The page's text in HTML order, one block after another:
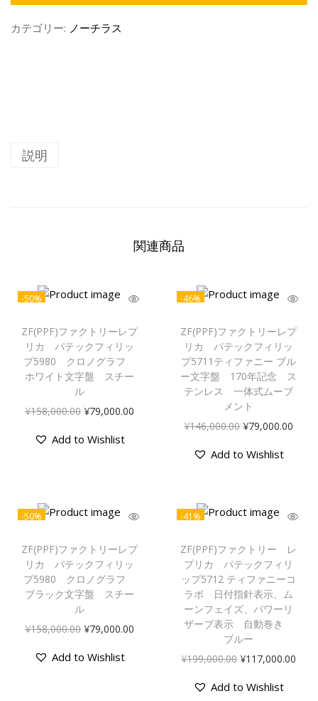
カテゴリー: ノーチラス
説明
関連商品
-50%
ZF(PPF)ファクトリーレプ
リカ パテックフィリッ
プ5980 クロノグラフ
ホワイト文字盤 スチー
ル
¥158,000.00 ¥79,000.00
Add to Wishlist
-46%
ZF(PPF)ファクトリーレプ
リカ パテックフィリッ
プ5711ティファニー ブル
ー文字盤 170年記念 ス
テンレス 一体式ムーブ
メント
¥146,000.00 ¥79,000.00
Add to Wishlist
-50%
ZF(PPF)ファクトリーレプ
リカ パテックフィリッ
プ5980 クロノグラフ
ブラック文字盤 スチー
ル
¥158,000.00 ¥79,000.00
Add to Wishlist
-41%
ZF(PPF)ファクトリー レ
プリカ パテックフィリ
ップ5712 ティファニーコ
ラボ 日付指針表示、ム
ーンフェイズ、パワーリ
ザーブ表示 自動巻き
ブルー
¥199,000.00 ¥117,000.00
Add to Wishlist